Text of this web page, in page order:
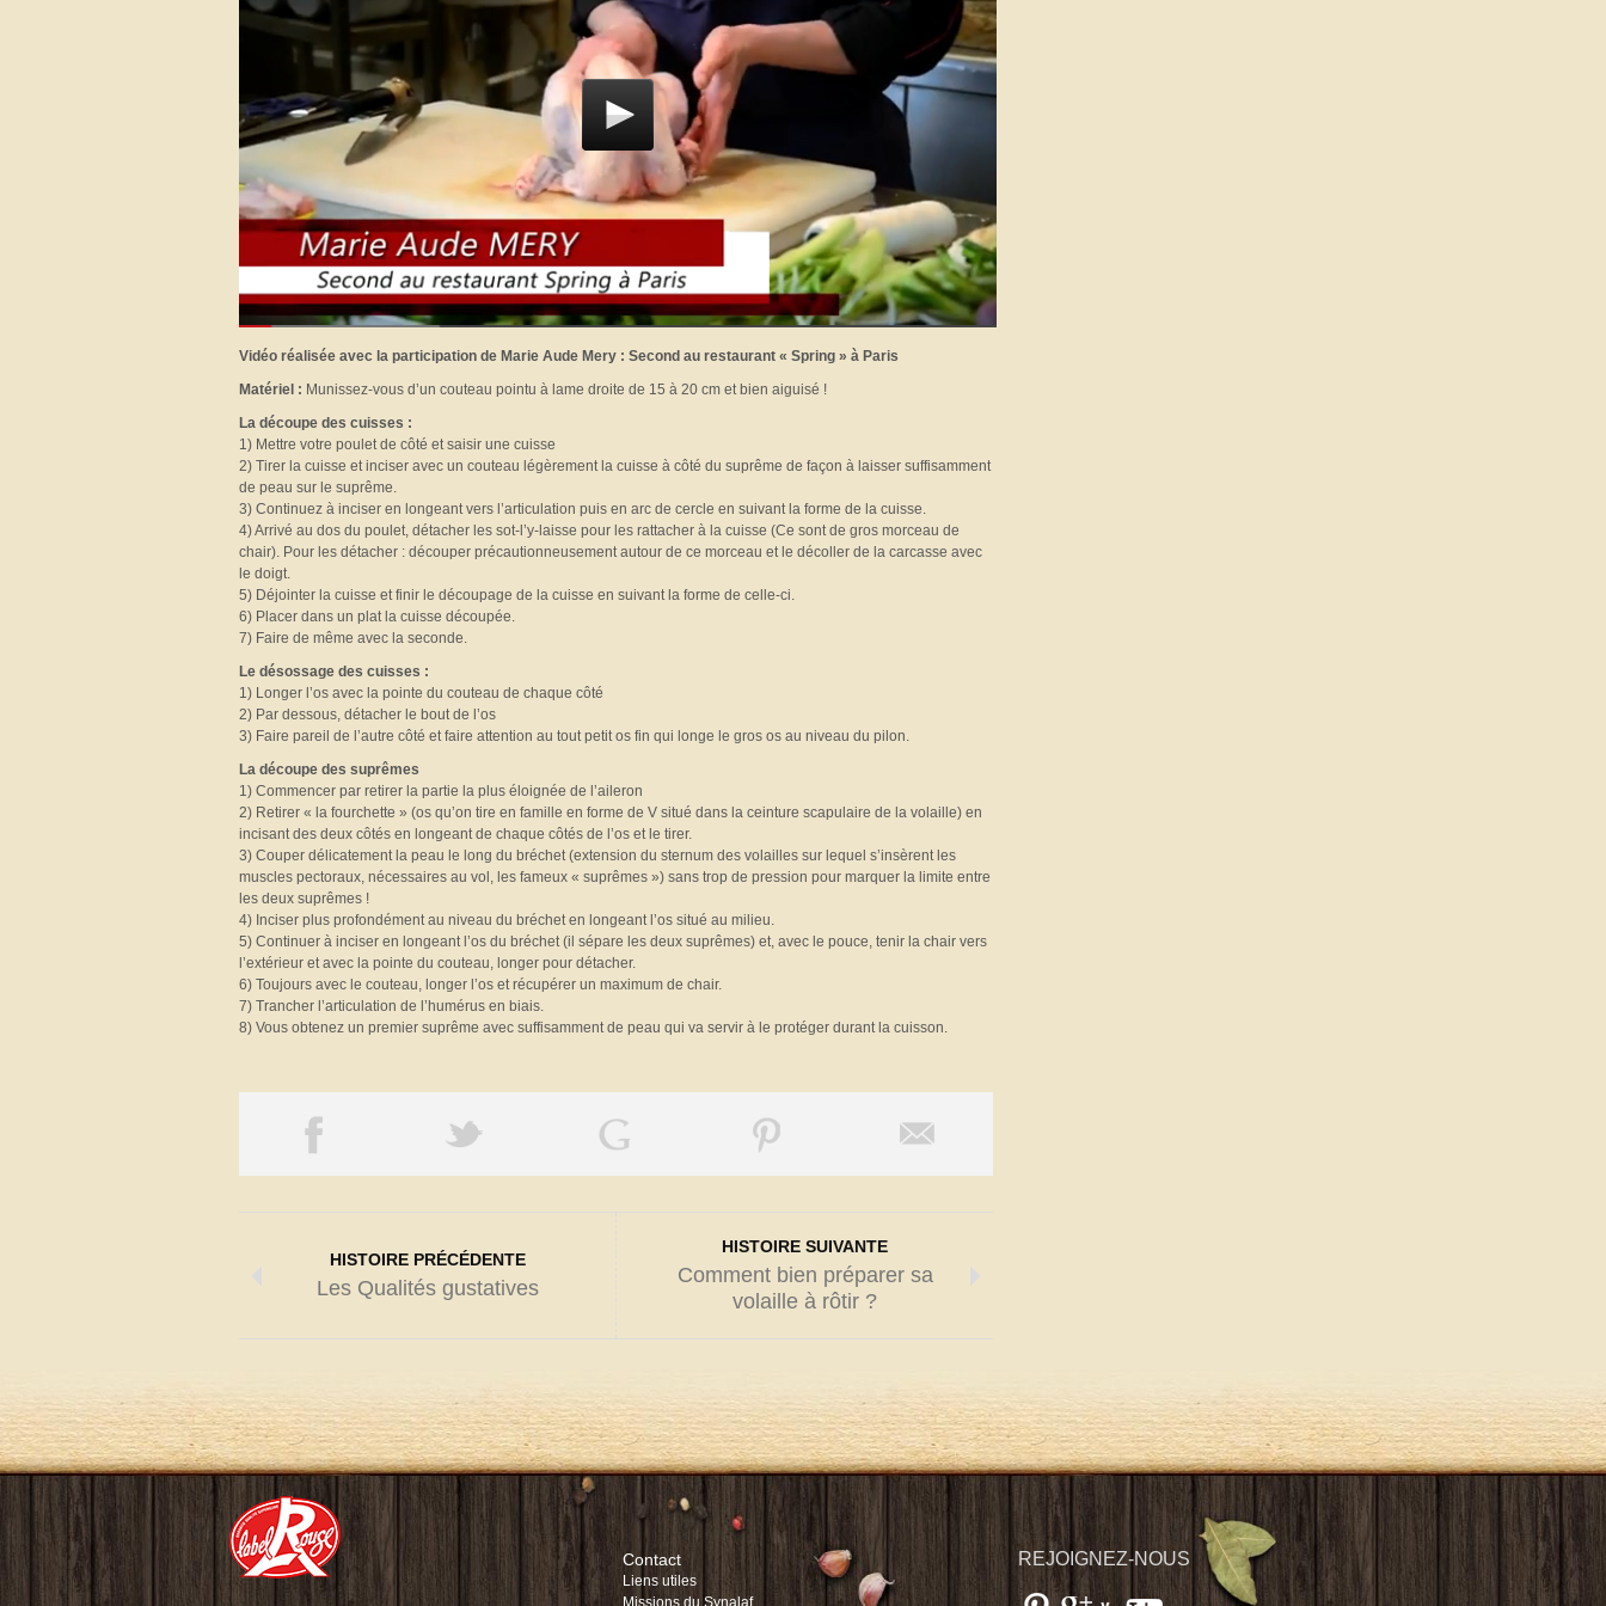
Vidéo réalisée avec la participation de Marie Aude Mery : Second au restaurant « Spring » à Paris
Matériel : Munissez-vous d’un couteau pointu à lame droite de 15 à 20 cm et bien aiguisé !
La découpe des cuisses :
1) Mettre votre poulet de côté et saisir une cuisse
2) Tirer la cuisse et inciser avec un couteau légèrement la cuisse à côté du suprême de façon à laisser suffisamment
de peau sur le suprême.
3) Continuez à inciser en longeant vers l’articulation puis en arc de cercle en suivant la forme de la cuisse.
4) Arrivé au dos du poulet, détacher les sot-l’y-laisse pour les rattacher à la cuisse (Ce sont de gros morceau de
chair). Pour les détacher : découper précautionneusement autour de ce morceau et le décoller de la carcasse avec
le doigt.
5) Déjointer la cuisse et finir le découpage de la cuisse en suivant la forme de celle-ci.
6) Placer dans un plat la cuisse découpée.
7) Faire de même avec la seconde.
Le désossage des cuisses :
1) Longer l’os avec la pointe du couteau de chaque côté
2) Par dessous, détacher le bout de l’os
3) Faire pareil de l’autre côté et faire attention au tout petit os fin qui longe le gros os au niveau du pilon.
La découpe des suprêmes
1) Commencer par retirer la partie la plus éloignée de l’aileron
2) Retirer « la fourchette » (os qu’on tire en famille en forme de V situé dans la ceinture scapulaire de la volaille) en
incisant des deux côtés en longeant de chaque côtés de l’os et le tirer.
3) Couper délicatement la peau le long du bréchet (extension du sternum des volailles sur lequel s’insèrent les
muscles pectoraux, nécessaires au vol, les fameux « suprêmes ») sans trop de pression pour marquer la limite entre
les deux suprêmes !
4) Inciser plus profondément au niveau du bréchet en longeant l’os situé au milieu.
5) Continuer à inciser en longeant l’os du bréchet (il sépare les deux suprêmes) et, avec le pouce, tenir la chair vers
l’extérieur et avec la pointe du couteau, longer pour détacher.
6) Toujours avec le couteau, longer l’os et récupérer un maximum de chair.
7) Trancher l’articulation de l’humérus en biais.
8) Vous obtenez un premier suprême avec suffisamment de peau qui va servir à le protéger durant la cuisson.
HISTOIRE PRÉCÉDENTE
Les Qualités gustatives
HISTOIRE SUIVANTE
Comment bien préparer sa
volaille à rôtir ?
Contact
Liens utiles
REJOIGNEZ-NOUS